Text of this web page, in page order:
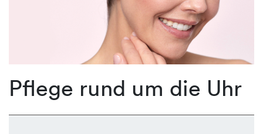
Pflege rund um die Uhr